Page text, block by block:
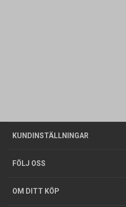
KUNDINSTÄLLNINGAR
Företagskund / Privatkund
FÖLJ OSS
OM DITT KÖP
Allmänna försäljningsvillkor
Integritetspolicy
GDPR
Butiker
Foldrar och kataloger
Köpguider
Om oss
Tjänster
Hållbarhet